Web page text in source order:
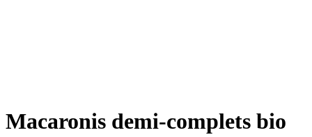
Macaronis demi-complets bio